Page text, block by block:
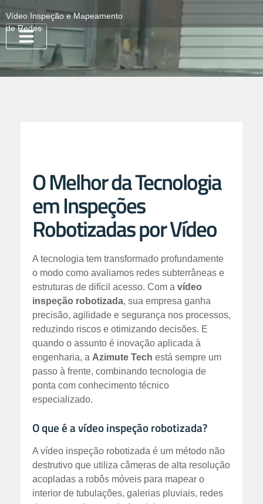
Vídeo Inspeção e Mapeamento
de Redes
O Melhor da Tecnologia
em Inspeções
Robotizadas por Vídeo
A tecnologia tem transformado profundamente
o modo como avaliamos redes subterrâneas e
estruturas de difícil acesso. Com a vídeo
inspeção robotizada, sua empresa ganha
precisão, agilidade e segurança nos processos,
reduzindo riscos e otimizando decisões. E
quando o assunto é inovação aplicada à
engenharia, a Azimute Tech está sempre um
passo à frente, combinando tecnologia de
ponta com conhecimento técnico
especializado.
O que é a vídeo inspeção robotizada?
A vídeo inspeção robotizada é um método não
destrutivo que utiliza câmeras de alta resolução
acopladas a robôs móveis para mapear o
interior de tubulações, galerias pluviais, redes